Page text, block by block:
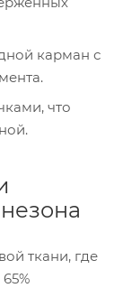
карман с
что
ткани, где